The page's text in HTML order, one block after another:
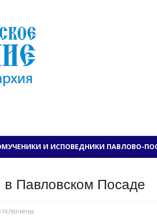
ПАВЛОВО-
И ИСПОВЕДНИКИ ПАВЛОВО-
Павловском Посаде